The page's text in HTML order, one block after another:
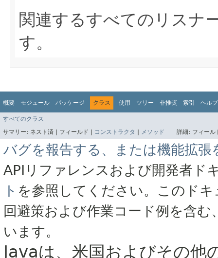
関連するすべてのリスナ
す。
概要 モジュール パッケージ クラス 使用 ツリー 非推奨 索引 ヘルプ
すべてのクラス
サマリー: ネスト済 | フィールド | コンストラクタ メソッド 詳細: フィー
バグを報告する、または機能拡張
APIリファレンスおよび開発者ド
ト を参照してください。このド
回避策および作業コード例を含
います。
Javaは、米国およびその